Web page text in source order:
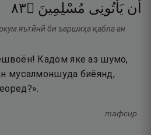
أَن يَأْتُونِى مُسْلِمِينَ ۝٣٨
яътӣнӣ би ъаршиҳа қабла ан
Кадом яке аз шумо,
мусалмоншуда биёянд,
тафсир